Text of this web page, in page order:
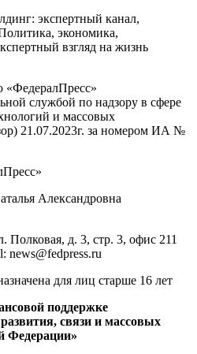
экспертный канал,
экономика,
взгляд на жизнь
«ФедералПресс»
службой по надзору в сфере
и массовых
21.07.2023г. за номером ИА №
Александровна
Полковая, д. 3, стр. 3, офис 211
news@fedpress.ru
для лиц старше 16 лет
поддержке
связи и массовых
Федерации»